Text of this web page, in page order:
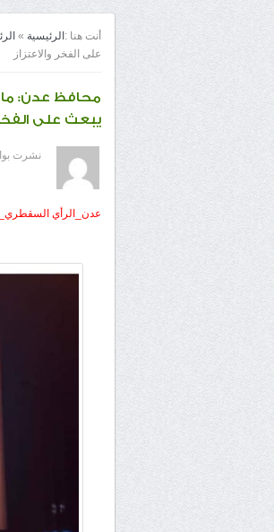
أنت هنا : الرئيسية »
على الفخر والاعتزاز
محافظ عدن: ما
يبعث على الفخر
نشرت
عدن_الرأي